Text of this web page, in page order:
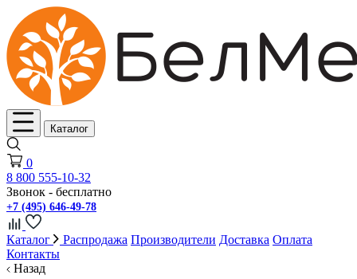
Каталог
0
8 800 555-10-32
Звонок - бесплатно
+7 (495) 646-49-78
Каталог Распродажа Производители Доставка Оплата
Контакты
Назад